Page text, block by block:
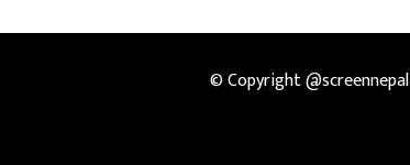
© Copyright @screennepal